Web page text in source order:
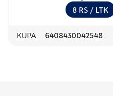
8 RS / LTK
KUPA 6408430042548